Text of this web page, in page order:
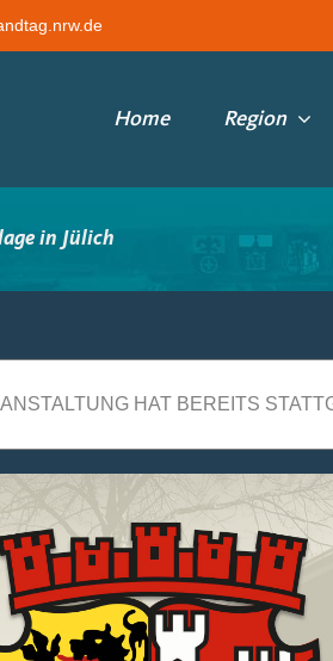
Home Region
in Jülich
HAT BEREITS